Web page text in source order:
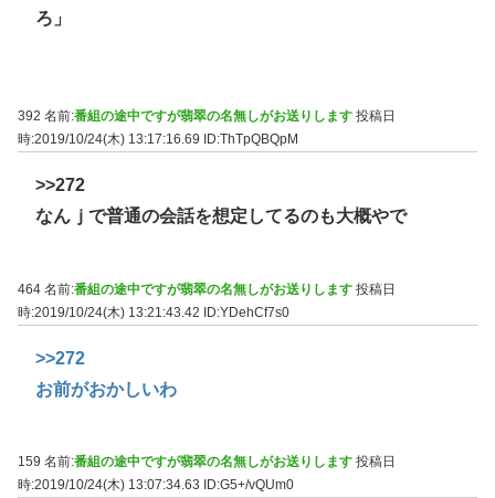
ろ」
392 名前:番組の途中ですが翡翠の名無しがお送りします 投稿日
時:2019/10/24(木) 13:17:16.69
ID:ThTpQBQpM
>>272
なんｊで普通の会話を想定してるのも大概やで
464 名前:番組の途中ですが翡翠の名無しがお送りします 投稿日
時:2019/10/24(木) 13:21:43.42 ID:YDehCf7s0
>>272
お前がおかしいわ
159 名前:番組の途中ですが翡翠の名無しがお送りします 投稿日
時:2019/10/24(木) 13:07:34.63
ID:G5+/vQUm0